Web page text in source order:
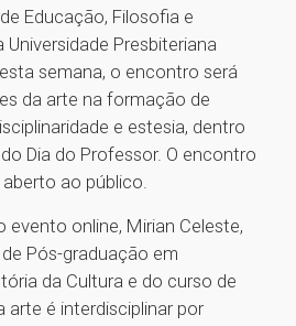
Educação, Filosofia e
Universidade Presbiteriana
semana, o encontro será
da arte na formação de
e estesia, dentro
Dia do Professor. O encontro
ao público.
evento online, Mirian Celeste,
Pós-graduação em
da Cultura e do curso de
arte é interdisciplinar por